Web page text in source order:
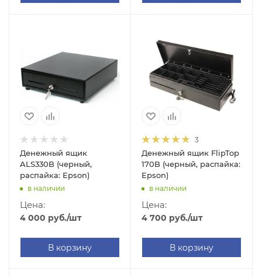
Денежный ящик
ALS330B (черный,
распайка: Epson)
в наличии
Цена:
4 000 руб./шт
В корзину
3
Денежный ящик FlipTop
170B (черный, распайка:
Epson)
в наличии
Цена:
4 700 руб./шт
В корзину